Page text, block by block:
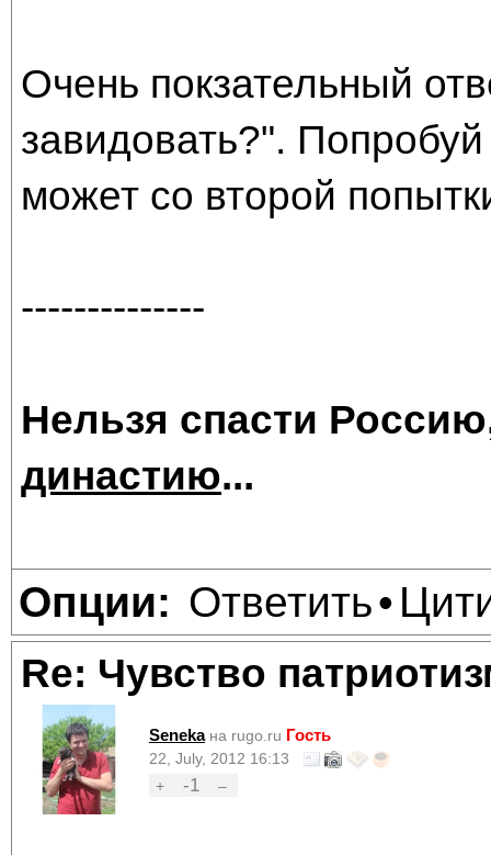
Очень покзательный
завидовать?".
может со второй
--------------
Нельзя спасти
династию...
Опции: Ответить•
Re: Чувство
Seneka на rugo.ru Гость
22, July, 2012 16:13
+
-1 –